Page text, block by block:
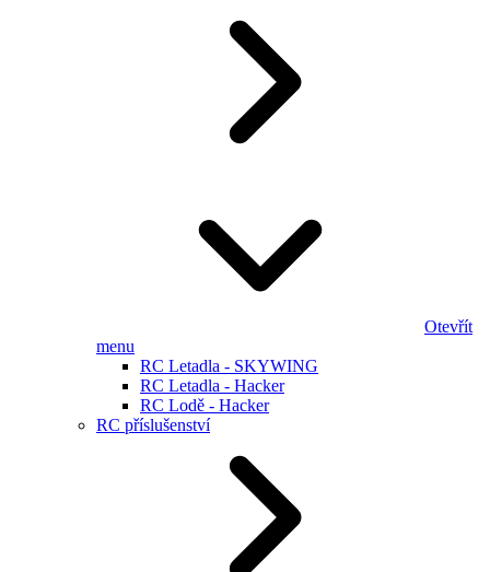
Otevřít
menu
RC Letadla - SKYWING
RC Letadla - Hacker
RC Lodě - Hacker
RC příslušenství